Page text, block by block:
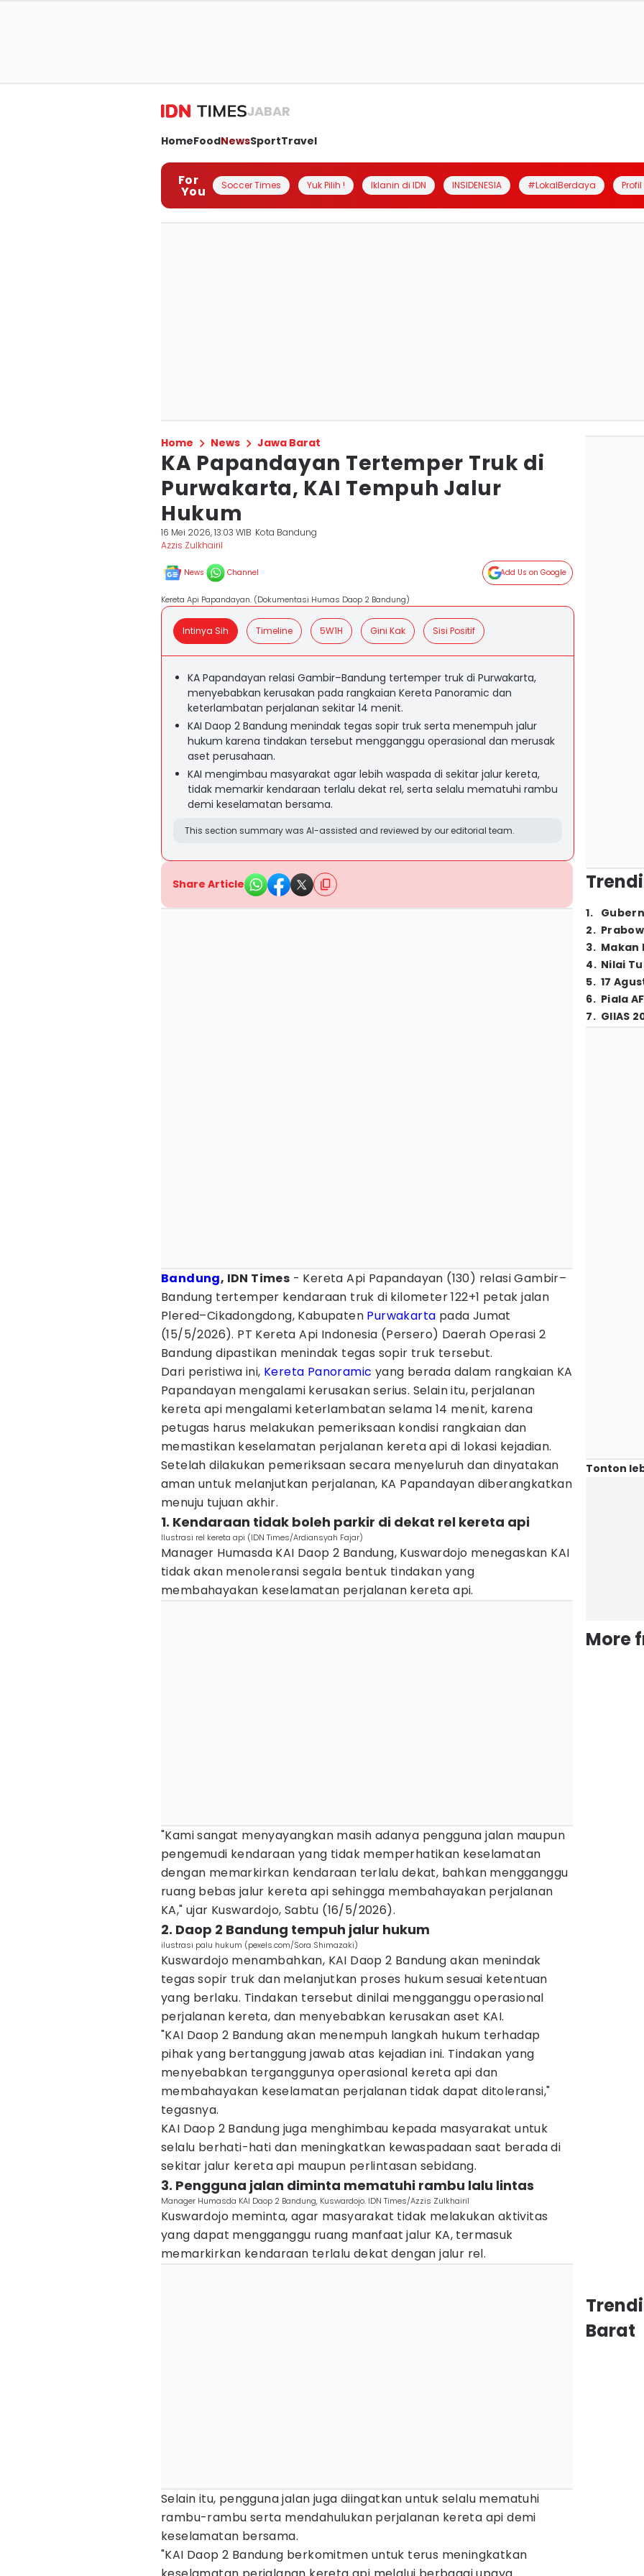
JABAR
HomeFoodNewsSportTravel
For
You Soccer Times Yuk Pilih ! Iklanin di IDN INSIDENESIA #LokalBerdaya
Home News Jawa Barat
KA Papandayan Tertemper Truk di
Purwakarta, KAI Tempuh Jalur
Hukum
16 Mei 2026, 13:03 WIB Kota Bandung
Azzis Zulkhairil
News Channel Add Us on Google
Kereta Api Papandayan. (Dokumentasi Humas Daop 2 Bandung)
Intinya Sih Timeline 5W1H Gini Kak Sisi Positif
KA Papandayan relasi Gambir–Bandung tertemper truk di Purwakarta,
menyebabkan kerusakan pada rangkaian Kereta Panoramic dan
keterlambatan perjalanan sekitar 14 menit.
KAI Daop 2 Bandung menindak tegas sopir truk serta menempuh jalur
hukum karena tindakan tersebut mengganggu operasional dan merusak
aset perusahaan.
KAI mengimbau masyarakat agar lebih waspada di sekitar jalur kereta,
tidak memarkir kendaraan terlalu dekat rel, serta selalu mematuhi rambu
demi keselamatan bersama.
This section summary was AI-assisted and reviewed by our editorial team.
Share Article
Bandung, IDN Times - Kereta Api Papandayan (130) relasi Gambir–
Bandung tertemper kendaraan truk di kilometer 122+1 petak jalan
Plered–Cikadongdong, Kabupaten Purwakarta pada Jumat
(15/5/2026). PT Kereta Api Indonesia (Persero) Daerah Operasi 2
Bandung dipastikan menindak tegas sopir truk tersebut.
Dari peristiwa ini, Kereta Panoramic yang berada dalam rangkaian KA
Papandayan mengalami kerusakan serius. Selain itu, perjalanan
kereta api mengalami keterlambatan selama 14 menit, karena
petugas harus melakukan pemeriksaan kondisi rangkaian dan
memastikan keselamatan perjalanan kereta api di lokasi kejadian.
Setelah dilakukan pemeriksaan secara menyeluruh dan dinyatakan
aman untuk melanjutkan perjalanan, KA Papandayan diberangkatkan
menuju tujuan akhir.
1. Kendaraan tidak boleh parkir di dekat rel kereta api
Ilustrasi rel kereta api (IDN Times/Ardiansyah Fajar)
Manager Humasda KAI Daop 2 Bandung, Kuswardojo menegaskan KAI
tidak akan menoleransi segala bentuk tindakan yang
membahayakan keselamatan perjalanan kereta api.
"Kami sangat menyayangkan masih adanya pengguna jalan maupun
pengemudi kendaraan yang tidak memperhatikan keselamatan
dengan memarkirkan kendaraan terlalu dekat, bahkan mengganggu
ruang bebas jalur kereta api sehingga membahayakan perjalanan
KA," ujar Kuswardojo, Sabtu (16/5/2026).
2. Daop 2 Bandung tempuh jalur hukum
ilustrasi palu hukum (pexels.com/Sora Shimazaki)
Kuswardojo menambahkan, KAI Daop 2 Bandung akan menindak
tegas sopir truk dan melanjutkan proses hukum sesuai ketentuan
yang berlaku. Tindakan tersebut dinilai mengganggu operasional
perjalanan kereta, dan menyebabkan kerusakan aset KAI.
"KAI Daop 2 Bandung akan menempuh langkah hukum terhadap
pihak yang bertanggung jawab atas kejadian ini. Tindakan yang
menyebabkan terganggunya operasional kereta api dan
membahayakan keselamatan perjalanan tidak dapat ditoleransi,"
tegasnya.
KAI Daop 2 Bandung juga menghimbau kepada masyarakat untuk
selalu berhati-hati dan meningkatkan kewaspadaan saat berada di
sekitar jalur kereta api maupun perlintasan sebidang.
3. Pengguna jalan diminta mematuhi rambu lalu lintas
Manager Humasda KAI Daop 2 Bandung, Kuswardojo. IDN Times/Azzis Zulkhairil
Kuswardojo meminta, agar masyarakat tidak melakukan aktivitas
yang dapat mengganggu ruang manfaat jalur KA, termasuk
memarkirkan kendaraan terlalu dekat dengan jalur rel.
Selain itu, pengguna jalan juga diingatkan untuk selalu mematuhi
rambu-rambu serta mendahulukan perjalanan kereta api demi
keselamatan bersama.
"KAI Daop 2 Bandung berkomitmen untuk terus meningkatkan
1.
2.
3. Makan
4. Nilai
5. 17
6. Piala
7. GIIAS
Tonton
More
Barat